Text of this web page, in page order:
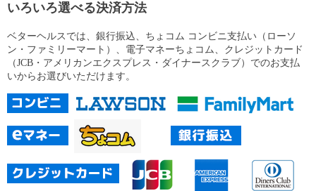
いろいろ選べる決済方法
ベターヘルスでは、銀行振込、ちょコム コンビニ支払い（ローソ
ン・ファミリーマート）、電子マネーちょコム、クレジットカード
（JCB・アメリカンエクスプレス・ダイナースクラブ）でのお支払
いからお選びいただけます。